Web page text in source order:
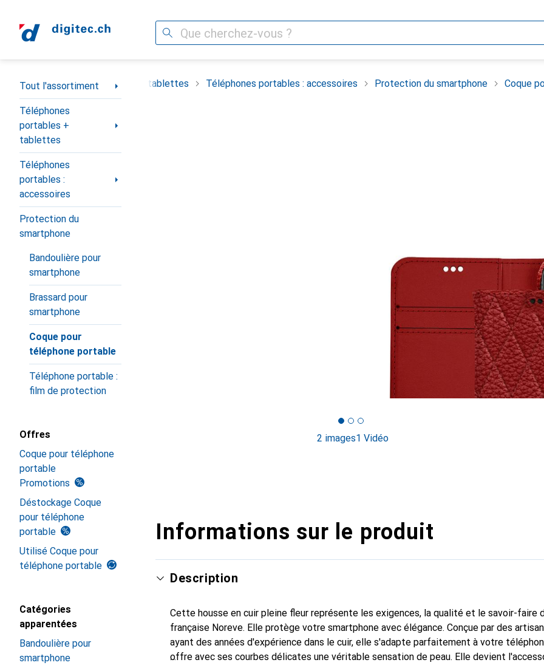
Recherche
Navigation par catégorie
Tout l'assortiment
Téléphones
portables +
tablettes
Téléphones
portables :
accessoires
Protection du
smartphone
Bandoulière pour
smartphone
Brassard pour
smartphone
Coque pour
téléphone portable
Téléphone portable :
film de protection
Offres
Coque pour téléphone
portable
Promotions
Déstockage Coque
pour téléphone
portable
Utilisé Coque pour
téléphone portable
Catégories
apparentées
Bandoulière pour
smartphone
Téléphones portables + tablettes Téléphones portables : accessoires Protection du smartphone Coque
2 images1 Vidéo
Informations sur le produit
Description
Cette housse en cuir pleine fleur représente les exigences, la qualité et le savoir-faire
française Noreve. Elle protège votre smartphone avec élégance. Conçue par des
ayant des années d'expérience dans le cuir, elle s'adapte parfaitement à votre
offre avec ses courbes délicates une véritable sensation de peau. Elle devient